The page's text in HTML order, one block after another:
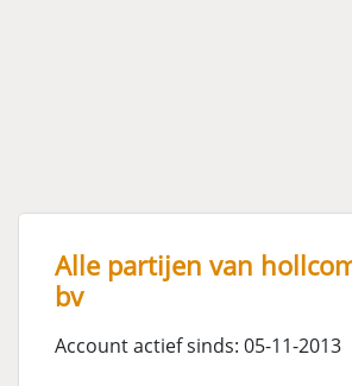
Alle partijen van
bv
Account actief sinds: 05-11-2013